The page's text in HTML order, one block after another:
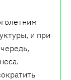
и при